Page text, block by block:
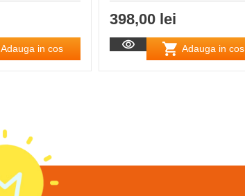
Adauga in cos
398,00 lei
Adauga in cos